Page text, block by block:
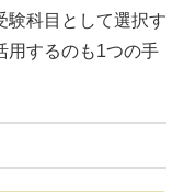
験科目として選択す
用するのも1つの手